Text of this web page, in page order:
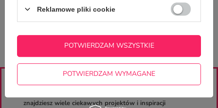
ZAJRZYJ NA NASZE PROFILE
znajdziesz wiele ciekawych projektów i inspiracji
Reklamowe pliki cookie
POTWIERDZAM WYMAGANE
POTWIERDZAM WSZYSTKIE